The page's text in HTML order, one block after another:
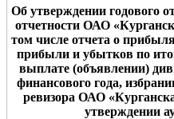
Об утверждении годового
отчетности ОАО «
том числе отчета о
прибыли и убытков по
выплате (объявлении)
финансового года,
ревизора ОАО «
утверждении